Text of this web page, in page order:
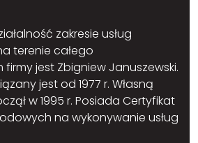
zakresie usług
terenie całego
firmy jest Zbigniew Januszewski.
jest od 1977 r. Własną
w 1995 r. Posiada Certyfikat
na wykonywanie usług